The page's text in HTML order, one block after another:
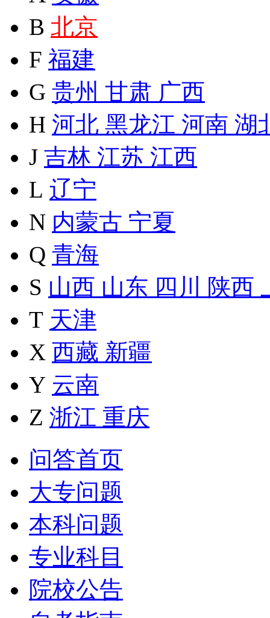
B 北京
F 福建
G 贵州 甘肃 广西
H 河北 黑龙江 河南 湖
J 吉林 江苏 江西
L 辽宁
N 内蒙古 宁夏
Q 青海
S 山西 山东 四川 陕西
T 天津
X 西藏 新疆
Y 云南
Z 浙江 重庆
问答首页
大专问题
本科问题
专业科目
院校公告